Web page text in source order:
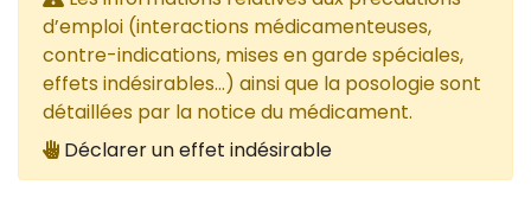
d’emploi (interactions médicamenteuses,
contre-indications, mises en garde spéciales,
effets indésirables...) ainsi que la posologie sont
détaillées par la notice du médicament.
Déclarer un effet indésirable